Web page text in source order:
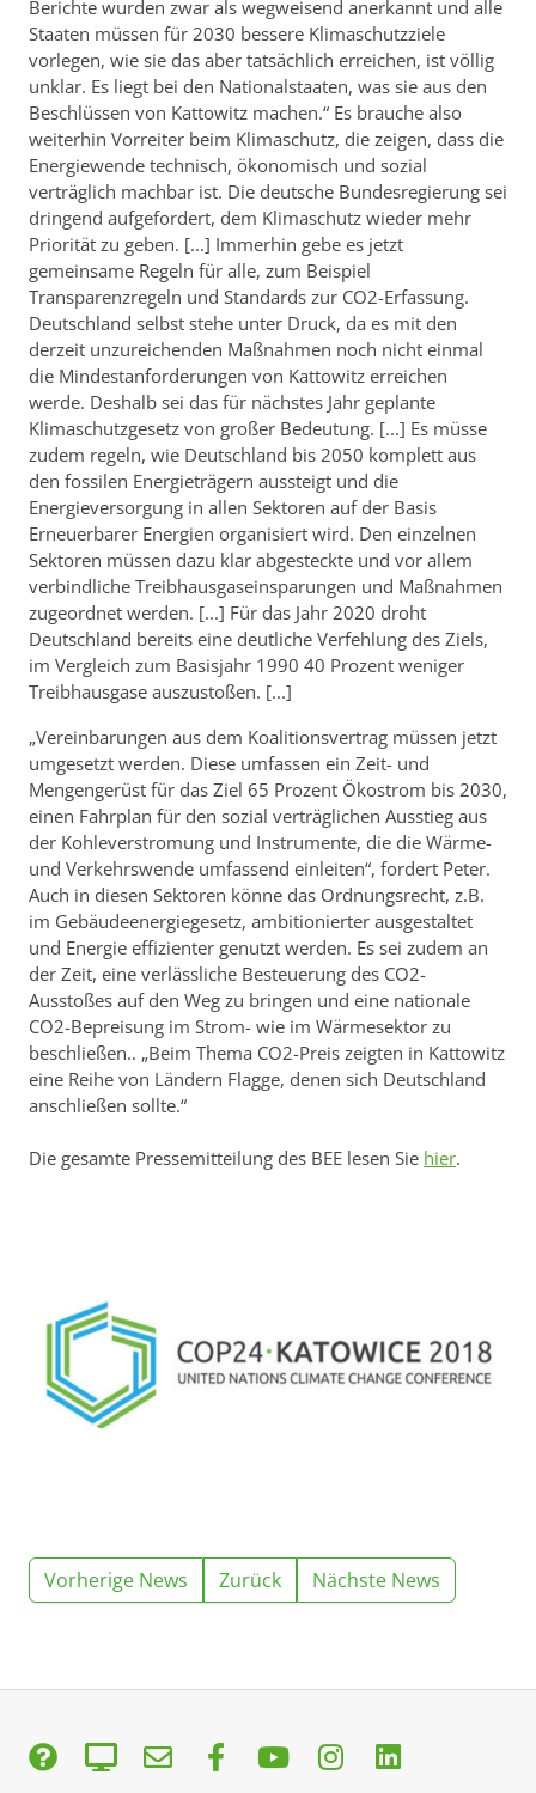
Berichte wurden zwar als wegweisend anerkannt und alle
Staaten müssen für 2030 bessere Klimaschutzziele
vorlegen, wie sie das aber tatsächlich erreichen, ist völlig
unklar. Es liegt bei den Nationalstaaten, was sie aus den
Beschlüssen von Kattowitz machen.“ Es brauche also
weiterhin Vorreiter beim Klimaschutz, die zeigen, dass die
Energiewende technisch, ökonomisch und sozial
verträglich machbar ist. Die deutsche Bundesregierung sei
dringend aufgefordert, dem Klimaschutz wieder mehr
Priorität zu geben. [...] Immerhin gebe es jetzt
gemeinsame Regeln für alle, zum Beispiel
Transparenzregeln und Standards zur CO2-Erfassung.
Deutschland selbst stehe unter Druck, da es mit den
derzeit unzureichenden Maßnahmen noch nicht einmal
die Mindestanforderungen von Kattowitz erreichen
werde. Deshalb sei das für nächstes Jahr geplante
Klimaschutzgesetz von großer Bedeutung. [...] Es müsse
zudem regeln, wie Deutschland bis 2050 komplett aus
den fossilen Energieträgern aussteigt und die
Energieversorgung in allen Sektoren auf der Basis
Erneuerbarer Energien organisiert wird. Den einzelnen
Sektoren müssen dazu klar abgesteckte und vor allem
verbindliche Treibhausgaseinsparungen und Maßnahmen
zugeordnet werden. [...] Für das Jahr 2020 droht
Deutschland bereits eine deutliche Verfehlung des Ziels,
im Vergleich zum Basisjahr 1990 40 Prozent weniger
Treibhausgase auszustoßen. [...]
„Vereinbarungen aus dem Koalitionsvertrag müssen jetzt
umgesetzt werden. Diese umfassen ein Zeit- und
Mengengerüst für das Ziel 65 Prozent Ökostrom bis 2030,
einen Fahrplan für den sozial verträglichen Ausstieg aus
der Kohleverstromung und Instrumente, die die Wärme-
und Verkehrswende umfassend einleiten“, fordert Peter.
Auch in diesen Sektoren könne das Ordnungsrecht, z.B.
im Gebäudeenergiegesetz, ambitionierter ausgestaltet
und Energie effizienter genutzt werden. Es sei zudem an
der Zeit, eine verlässliche Besteuerung des CO2-
Ausstoßes auf den Weg zu bringen und eine nationale
CO2-Bepreisung im Strom- wie im Wärmesektor zu
beschließen.. „Beim Thema CO2-Preis zeigten in Kattowitz
eine Reihe von Ländern Flagge, denen sich Deutschland
anschließen sollte.“
Die gesamte Pressemitteilung des BEE lesen Sie hier.
Vorherige News Zurück Nächste News